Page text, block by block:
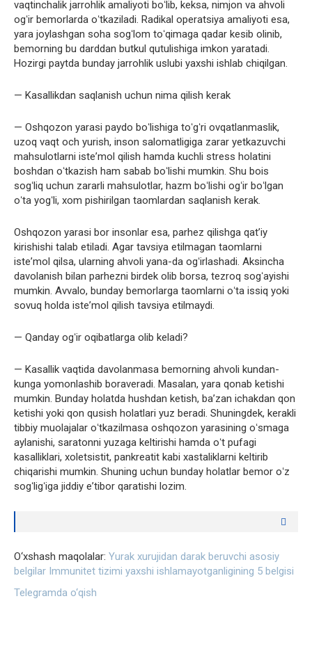
vaqtinchalik jarrohlik amaliyoti boʻlib, keksa, nimjon va ahvoli
ogʻir bemorlarda oʻtkaziladi. Radikal operatsiya amaliyoti esa,
yara joylashgan soha sogʻlom toʻqimaga qadar kesib olinib,
bemorning bu darddan butkul qutulishiga imkon yaratadi.
Hozirgi paytda bunday jarrohlik uslubi yaxshi ishlab chiqilgan.
— Kasallikdan saqlanish uchun nima qilish kerak
— Oshqozon yarasi paydo boʻlishiga toʻgʻri ovqatlanmaslik,
uzoq vaqt och yurish, inson salomatligiga zarar yetkazuvchi
mahsulotlarni isteʼmol qilish hamda kuchli stress holatini
boshdan oʻtkazish ham sabab boʻlishi mumkin. Shu bois
sogʻliq uchun zararli mahsulotlar, hazm boʻlishi ogʻir boʻlgan
oʻta yogʻli, xom pishirilgan taomlardan saqlanish kerak.
Oshqozon yarasi bor insonlar esa, parhez qilishga qatʼiy
kirishishi talab etiladi. Agar tavsiya etilmagan taomlarni
isteʼmol qilsa, ularning ahvoli yana-da ogʻirlashadi. Aksincha
davolanish bilan parhezni birdek olib borsa, tezroq sogʻayishi
mumkin. Avvalo, bunday bemorlarga taomlarni oʻta issiq yoki
sovuq holda isteʼmol qilish tavsiya etilmaydi.
— Qanday ogʻir oqibatlarga olib keladi?
— Kasallik vaqtida davolanmasa bemorning ahvoli kundan-
kunga yomonlashib boraveradi. Masalan, yara qonab ketishi
mumkin. Bunday holatda hushdan ketish, baʼzan ichakdan qon
ketishi yoki qon qusish holatlari yuz beradi. Shuningdek, kerakli
tibbiy muolajalar oʻtkazilmasa oshqozon yarasining oʻsmaga
aylanishi, saratonni yuzaga keltirishi hamda oʻt pufagi
kasalliklari, xoletsistit, pankreatit kabi xastaliklarni keltirib
chiqarishi mumkin. Shuning uchun bunday holatlar bemor oʻz
sogʻligʻiga jiddiy eʼtibor qaratishi lozim.
O‘xshash maqolalar: Yurak xurujidan darak beruvchi asosiy
belgilar Immunitet tizimi yaxshi ishlamayotganligining 5 belgisi
Telegramda o‘qish